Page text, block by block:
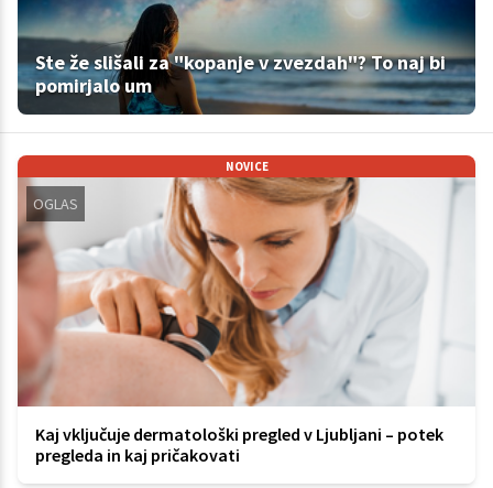
Ste že slišali za "kopanje v zvezdah"? To naj bi
pomirjalo um
NOVICE
OGLAS
Kaj vključuje dermatološki pregled v Ljubljani – potek
pregleda in kaj pričakovati